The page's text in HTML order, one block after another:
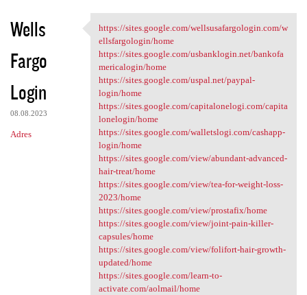
Wells
Fargo
Login
08.08.2023
Adres
https://sites.google.com
https://sites.google.com/wellsusafargologin.com/w
ellsfargologin/home
https://sites.google.com/usbanklogin.net/bankofa
mericalogin/home
https://sites.google.com/uspal.net/paypal-
login/home
https://sites.google.com/capitalonelogi.com/capita
lonelogin/home
https://sites.google.com/walletslogi.com/cashapp-
login/home
https://sites.google.com/view/abundant-advanced-
hair-treat/home
https://sites.google.com/view/tea-for-weight-loss-
2023/home
https://sites.google.com/view/prostafix/home
https://sites.google.com/view/joint-pain-killer-
capsules/home
https://sites.google.com/view/folifort-hair-growth-
updated/home
https://sites.google.com/learn-to-
activate.com/aolmail/home